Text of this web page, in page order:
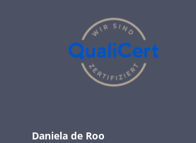
Daniela de Roo